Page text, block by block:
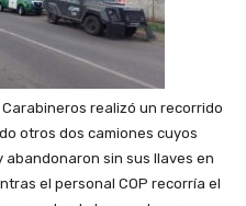
realizó un recorrido
otros dos camiones cuyos
sin sus llaves en
el personal COP recorría el